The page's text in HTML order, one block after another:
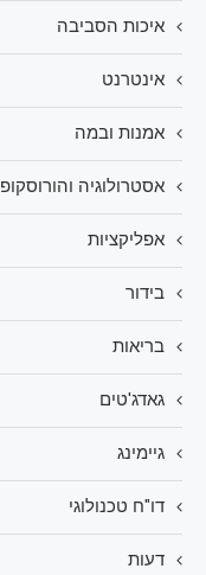
איכות הסביבה
אינטרנט
אמנות ובמה
אסטרולוגיה והורוסקופ
אפליקציות
בידור
בריאות
גאדג'טים
גיימינג
דו"ח טכנולוגי
דעות